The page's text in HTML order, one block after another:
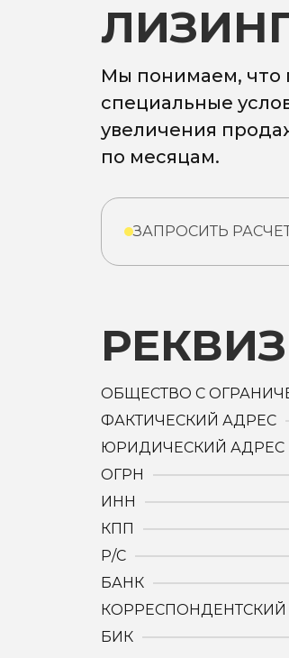
Мы понимаем, что
специальные
увеличения
по месяцам.
ЗАПРОСИТЬ
ОБЩЕСТВО С
ФАКТИЧЕСКИЙ АДРЕС
ЮРИДИЧЕСКИЙ АДРЕС
ОГРН
ИНН
КПП
Р/С
БАНК
КОРРЕСПОНДЕНТСКИЙ
БИК